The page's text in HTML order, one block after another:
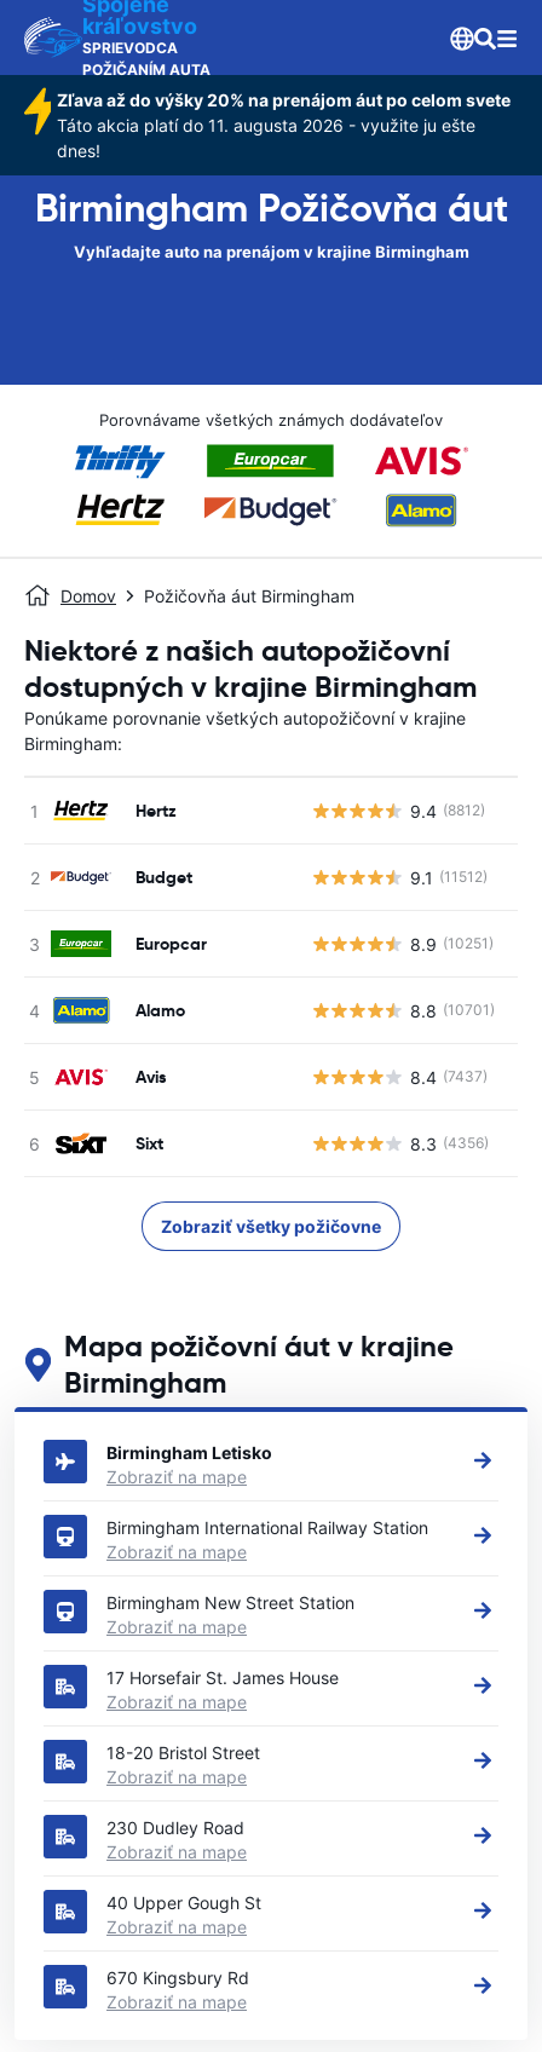
kráľovstvo
SPRIEVODCA
POŽIČANÍM AUTA
Zľava až do výšky 20% na prenájom áut po celom svete
Táto akcia platí do 11. augusta 2026 - využite ju ešte
dnes!
Birmingham Požičovňa áut
Vyhľadajte auto na prenájom v krajine Birmingham
Porovnávame všetkých známych dodávateľov
Domov Požičovňa áut Birmingham
Niektoré z našich autopožičovní
dostupných v krajine Birmingham
Ponúkame porovnanie všetkých autopožičovní v krajine
Birmingham:
Hertz 9.4 (8812)
Budget 9.1 (11512)
Europcar 8.9 (10251)
Alamo 8.8 (10701)
Avis 8.4 (7437)
Sixt 8.3 (4356)
Zobraziť všetky požičovne
Mapa požičovní áut v krajine
Birmingham
Pozrite si naše hlavné požičovne áut v krajine Birmingham
Birmingham Letisko
Zobraziť na mape
Birmingham International Railway Station
Zobraziť na mape
Birmingham New Street Station
Zobraziť na mape
17 Horsefair St. James House
Zobraziť na mape
18-20 Bristol Street
Zobraziť na mape
230 Dudley Road
Zobraziť na mape
40 Upper Gough St
Zobraziť na mape
670 Kingsbury Rd
Zobraziť na mape